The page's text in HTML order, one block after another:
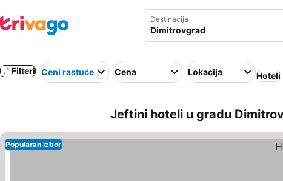
Destinacija
Filteri Ceni rastuće Cena Lokacija Hoteli
Jeftini hoteli u gradu
Popularan izbor